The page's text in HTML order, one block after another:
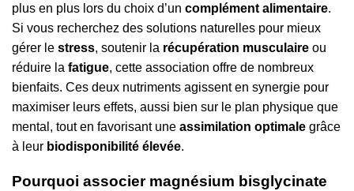
plus en plus lors du choix d’un complément alimentaire.
Si vous recherchez des solutions naturelles pour mieux
gérer le stress, soutenir la récupération musculaire ou
réduire la fatigue, cette association offre de nombreux
bienfaits. Ces deux nutriments agissent en synergie pour
maximiser leurs effets, aussi bien sur le plan physique que
mental, tout en favorisant une assimilation optimale grâce
à leur biodisponibilité élevée.
Pourquoi associer magnésium bisglycinate